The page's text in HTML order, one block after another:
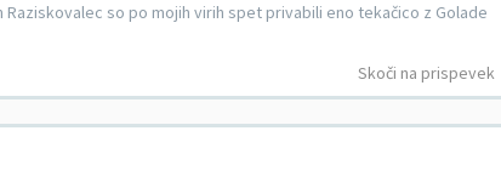
so po mojih virih spet privabili eno tekačico z Golade
Skoči na prispevek